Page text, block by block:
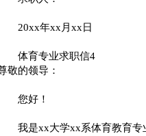
20xx年xx月xx日
体育专业求职信4
敬的领导：
您好！
我是xx大学xx系体育教育专业